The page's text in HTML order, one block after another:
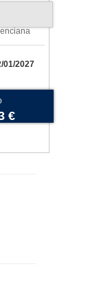
Cancelas:
de
en todo su
01/2027
€